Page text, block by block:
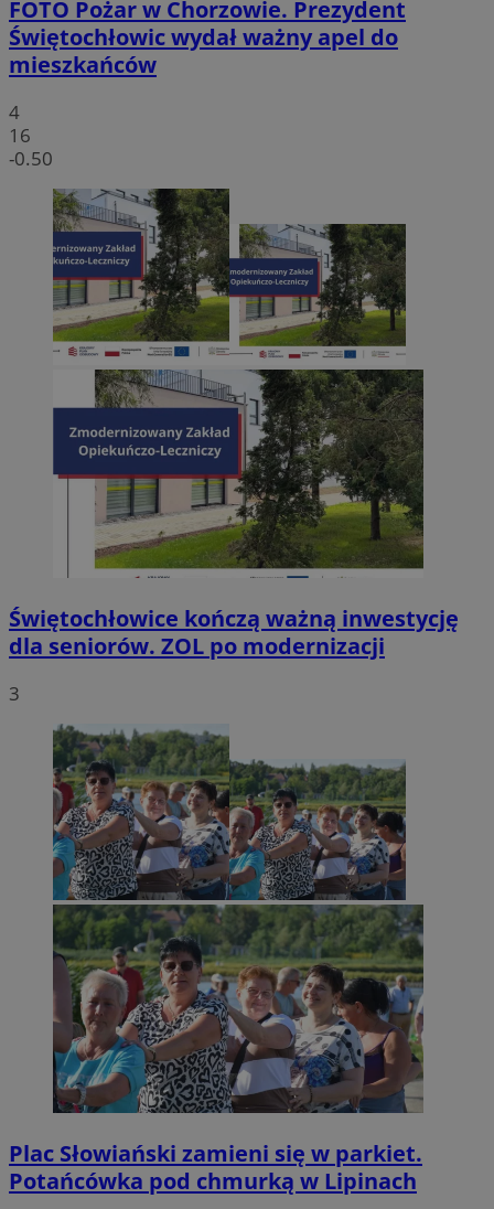
FOTO Pożar w Chorzowie. Prezydent
Świętochłowic wydał ważny apel do
mieszkańców
4
16
-0.50
Świętochłowice kończą ważną inwestycję
dla seniorów. ZOL po modernizacji
3
Plac Słowiański zamieni się w parkiet.
Potańcówka pod chmurką w Lipinach